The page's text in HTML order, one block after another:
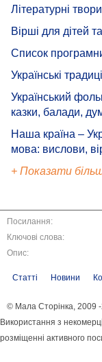
Літературні
Вірші для дітей
Список
Українські
Український
казки, балади,
Наша країна –
мова: вислови,
+ Показати
Посилання:
Ключові слова:
Опис:
Статті Новини
© Мала Сторінка, 2009 -
Використання з
розміщенні активного